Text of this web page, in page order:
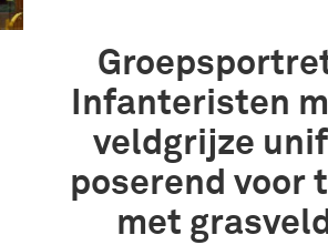
Infanteristen
veldgrijze
poserend voor
met